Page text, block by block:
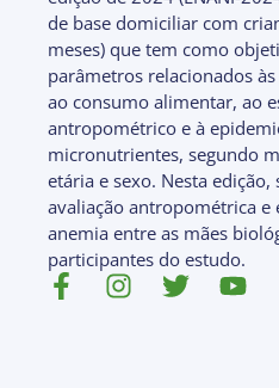
de base domiciliar com
meses) que tem como
parâmetros relacionados
ao consumo alimentar, ao
antropométrico e à
micronutrientes, segundo
etária e sexo. Nesta
avaliação antropométrica e
anemia entre as mães
participantes do estudo.